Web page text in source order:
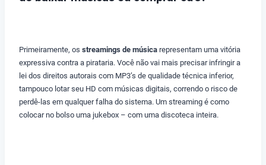
Primeiramente, os streamings de música representam uma vitória
expressiva contra a pirataria. Você não vai mais precisar infringir a
lei dos direitos autorais com MP3’s de qualidade técnica inferior,
tampouco lotar seu HD com músicas digitais, correndo o risco de
perdê-las em qualquer falha do sistema. Um streaming é como
colocar no bolso uma jukebox – com uma discoteca inteira.